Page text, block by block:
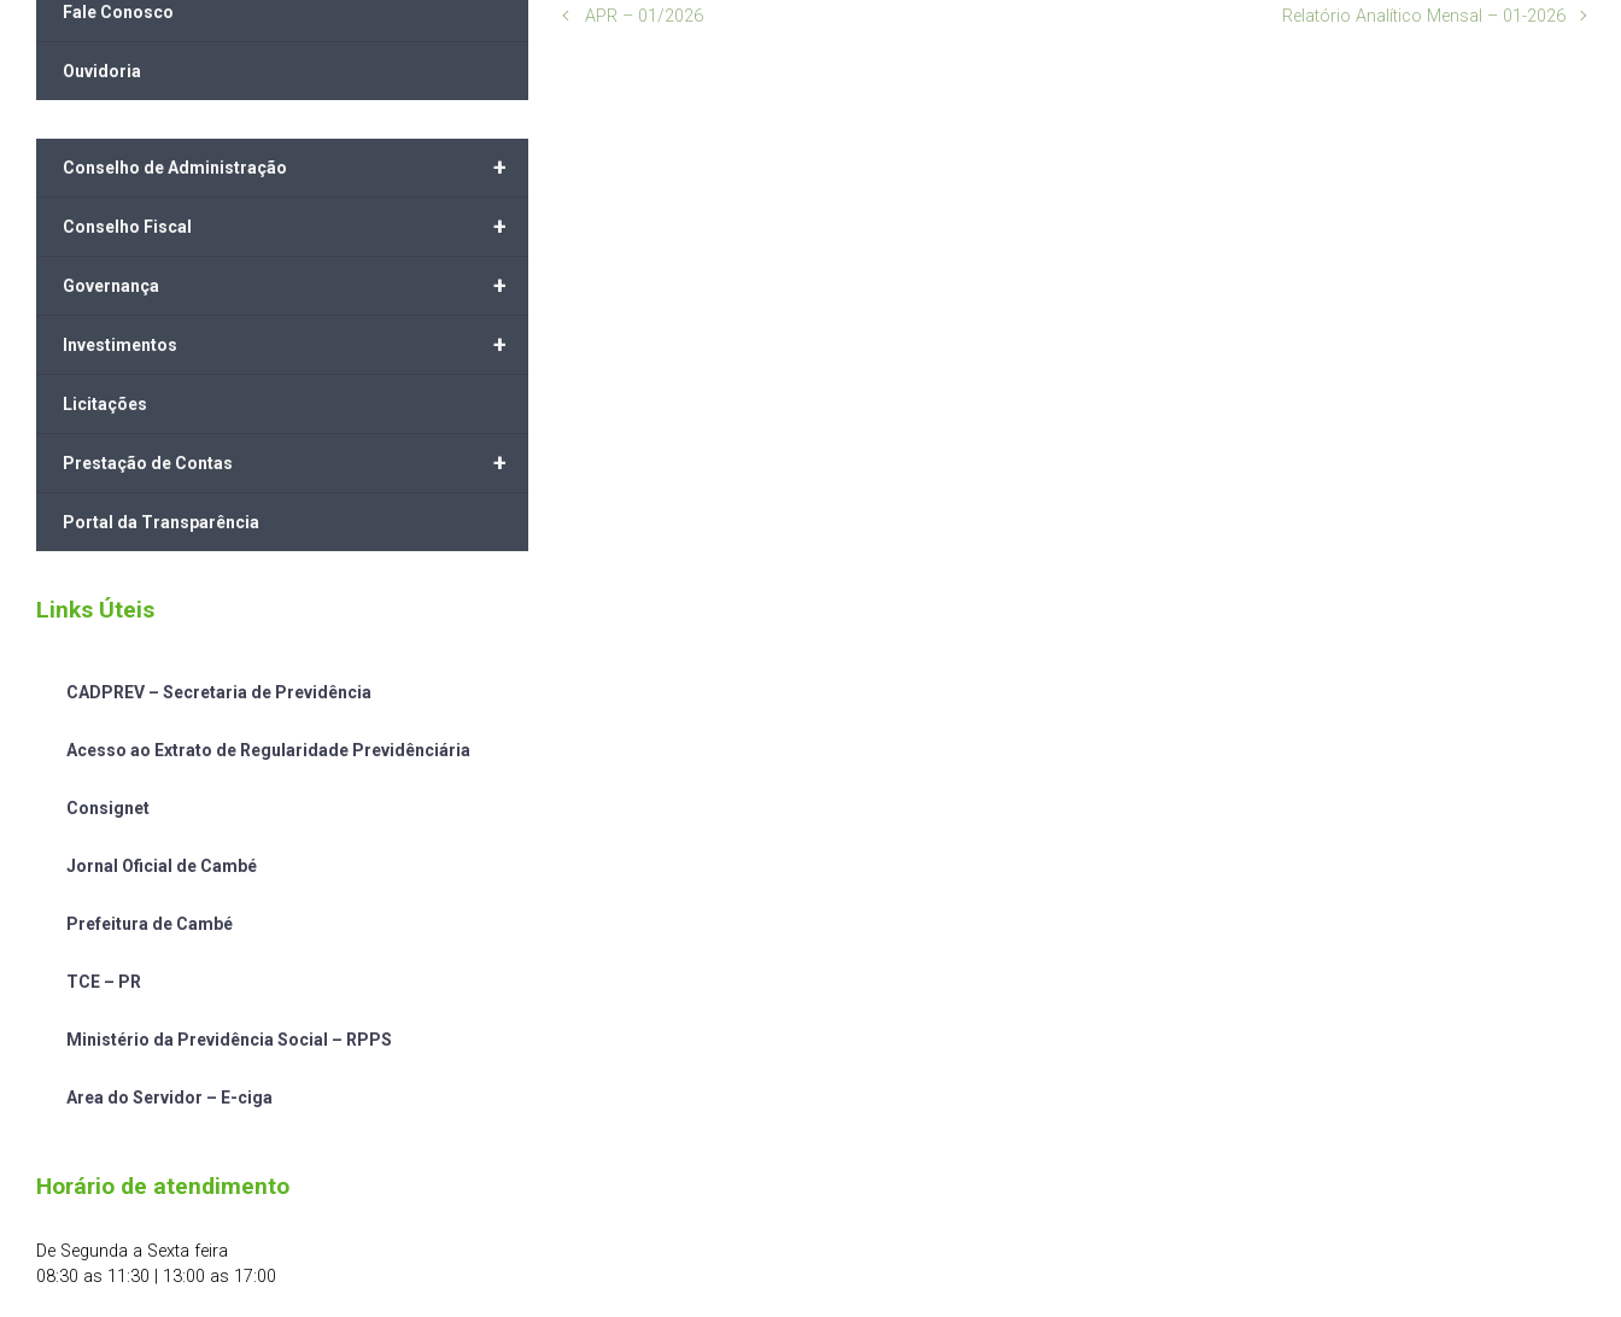
APR – 01/2026 Relatório Analítico Mensal – 01-2026
Fale Conosco
Ouvidoria
+
Conselho de Administração
+
Conselho Fiscal
+
Governança
+
Investimentos
Licitações
+
Prestação de Contas
Portal da Transparência
Links Úteis
CADPREV – Secretaria de Previdência
Acesso ao Extrato de Regularidade Previdênciária
Consignet
Jornal Oficial de Cambé
Prefeitura de Cambé
TCE – PR
Ministério da Previdência Social – RPPS
Area do Servidor – E-ciga
Horário de atendimento
De Segunda a Sexta feira
08:30 as 11:30 | 13:00 as 17:00